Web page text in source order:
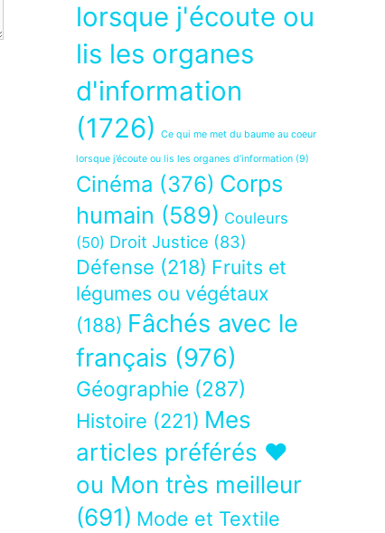
lorsque j'écoute ou
lis les organes
d'information
(1726)
Ce qui me met du baume au coeur
lorsque j’écoute ou lis les organes d’information (9)
Cinéma (376) Corps
humain (589) Couleurs
(50) Droit Justice (83)
Défense (218) Fruits et
légumes ou végétaux
(188) Fâchés avec le
français (976)
Géographie (287)
Histoire (221) Mes
articles préférés ❤
ou Mon très meilleur
(691) Mode et Textile